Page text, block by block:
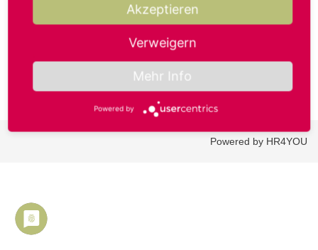
Passwort*
Powered by HR4YOU
Akzeptieren
Verweigern
Mehr Info
Powered by